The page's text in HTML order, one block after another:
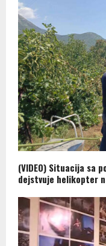
(VIDEO) Situacija sa
dejstvuje helikopter